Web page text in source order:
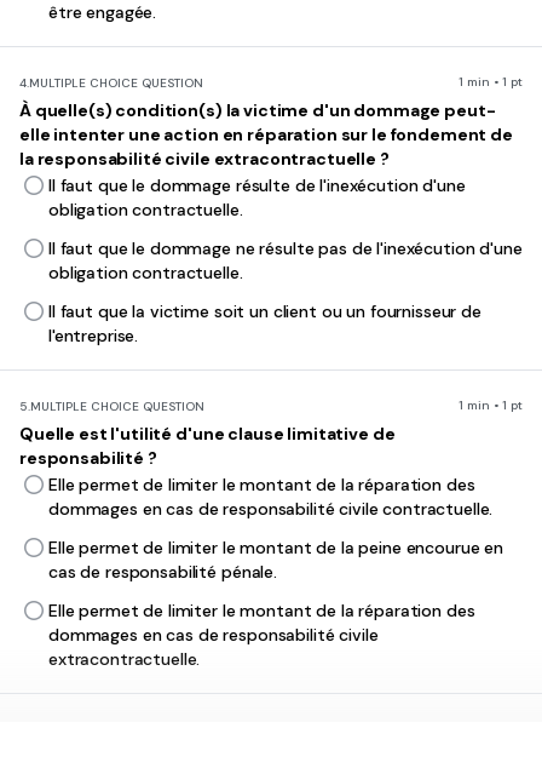
être engagée.
4.MULTIPLE CHOICE QUESTION 1 min • 1 pt
À quelle(s) condition(s) la victime d'un dommage peut-
elle intenter une action en réparation sur le fondement de
la responsabilité civile extracontractuelle ?
Il faut que le dommage résulte de l'inexécution d'une
obligation contractuelle.
Il faut que le dommage ne résulte pas de l'inexécution d'une
obligation contractuelle.
Il faut que la victime soit un client ou un fournisseur de
l'entreprise.
5.MULTIPLE CHOICE QUESTION 1 min • 1 pt
Quelle est l'utilité d'une clause limitative de
responsabilité ?
Elle permet de limiter le montant de la réparation des
dommages en cas de responsabilité civile contractuelle.
Elle permet de limiter le montant de la peine encourue en
cas de responsabilité pénale.
Elle permet de limiter le montant de la réparation des
dommages en cas de responsabilité civile
extracontractuelle.